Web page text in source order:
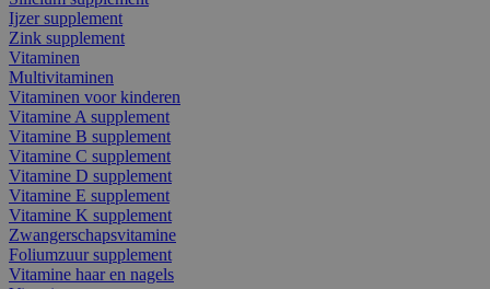
Ijzer supplement
Zink supplement
Vitaminen
Multivitaminen
Vitaminen voor kinderen
Vitamine A supplement
Vitamine B supplement
Vitamine C supplement
Vitamine D supplement
Vitamine E supplement
Vitamine K supplement
Zwangerschapsvitamine
Foliumzuur supplement
Vitamine haar en nagels